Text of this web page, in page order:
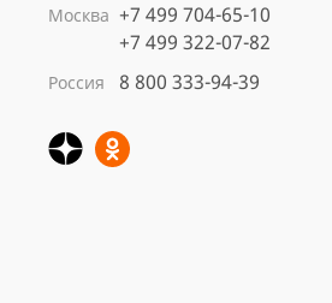
Москва +7 499 704-65-10
+7 499 322-07-82
Россия 8 800 333-94-39